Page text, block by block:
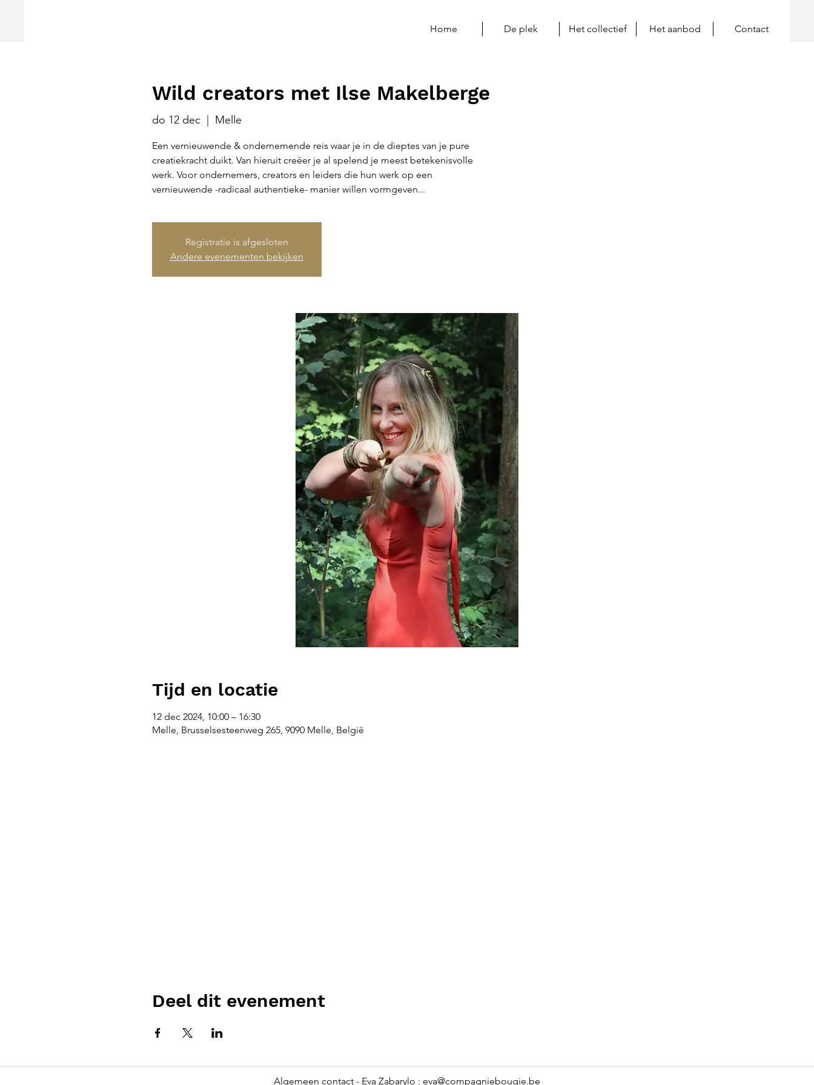
Home De plek Het collectief Het aanbod Contact
Wild creators met Ilse Makelberge
do 12 dec
  |
Melle
Een vernieuwende & ondernemende reis waar je in de dieptes van je pure
creatiekracht duikt. Van hieruit creëer je al spelend je meest betekenisvolle
werk. Voor ondernemers, creators en leiders die hun werk op een
vernieuwende -radicaal authentieke- manier willen vormgeven...
Registratie is afgesloten
Andere evenementen bekijken
Tijd en locatie
12 dec 2024, 10:00 – 16:30
Melle, Brusselsesteenweg 265, 9090 Melle, België
Deel dit evenement
Algemeen contact - Eva Zabarylo : eva@compagniebougie.be